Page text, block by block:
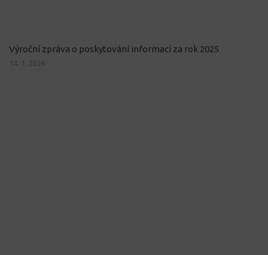
Výroční zpráva o poskytování informací za rok 2025
14. 1. 2026